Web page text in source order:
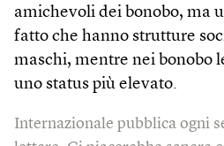
amichevoli dei bonobo, ma
fatto che hanno strutture
maschi, mentre nei bonobo
uno status più elevato.
Internazionale pubblica ogni